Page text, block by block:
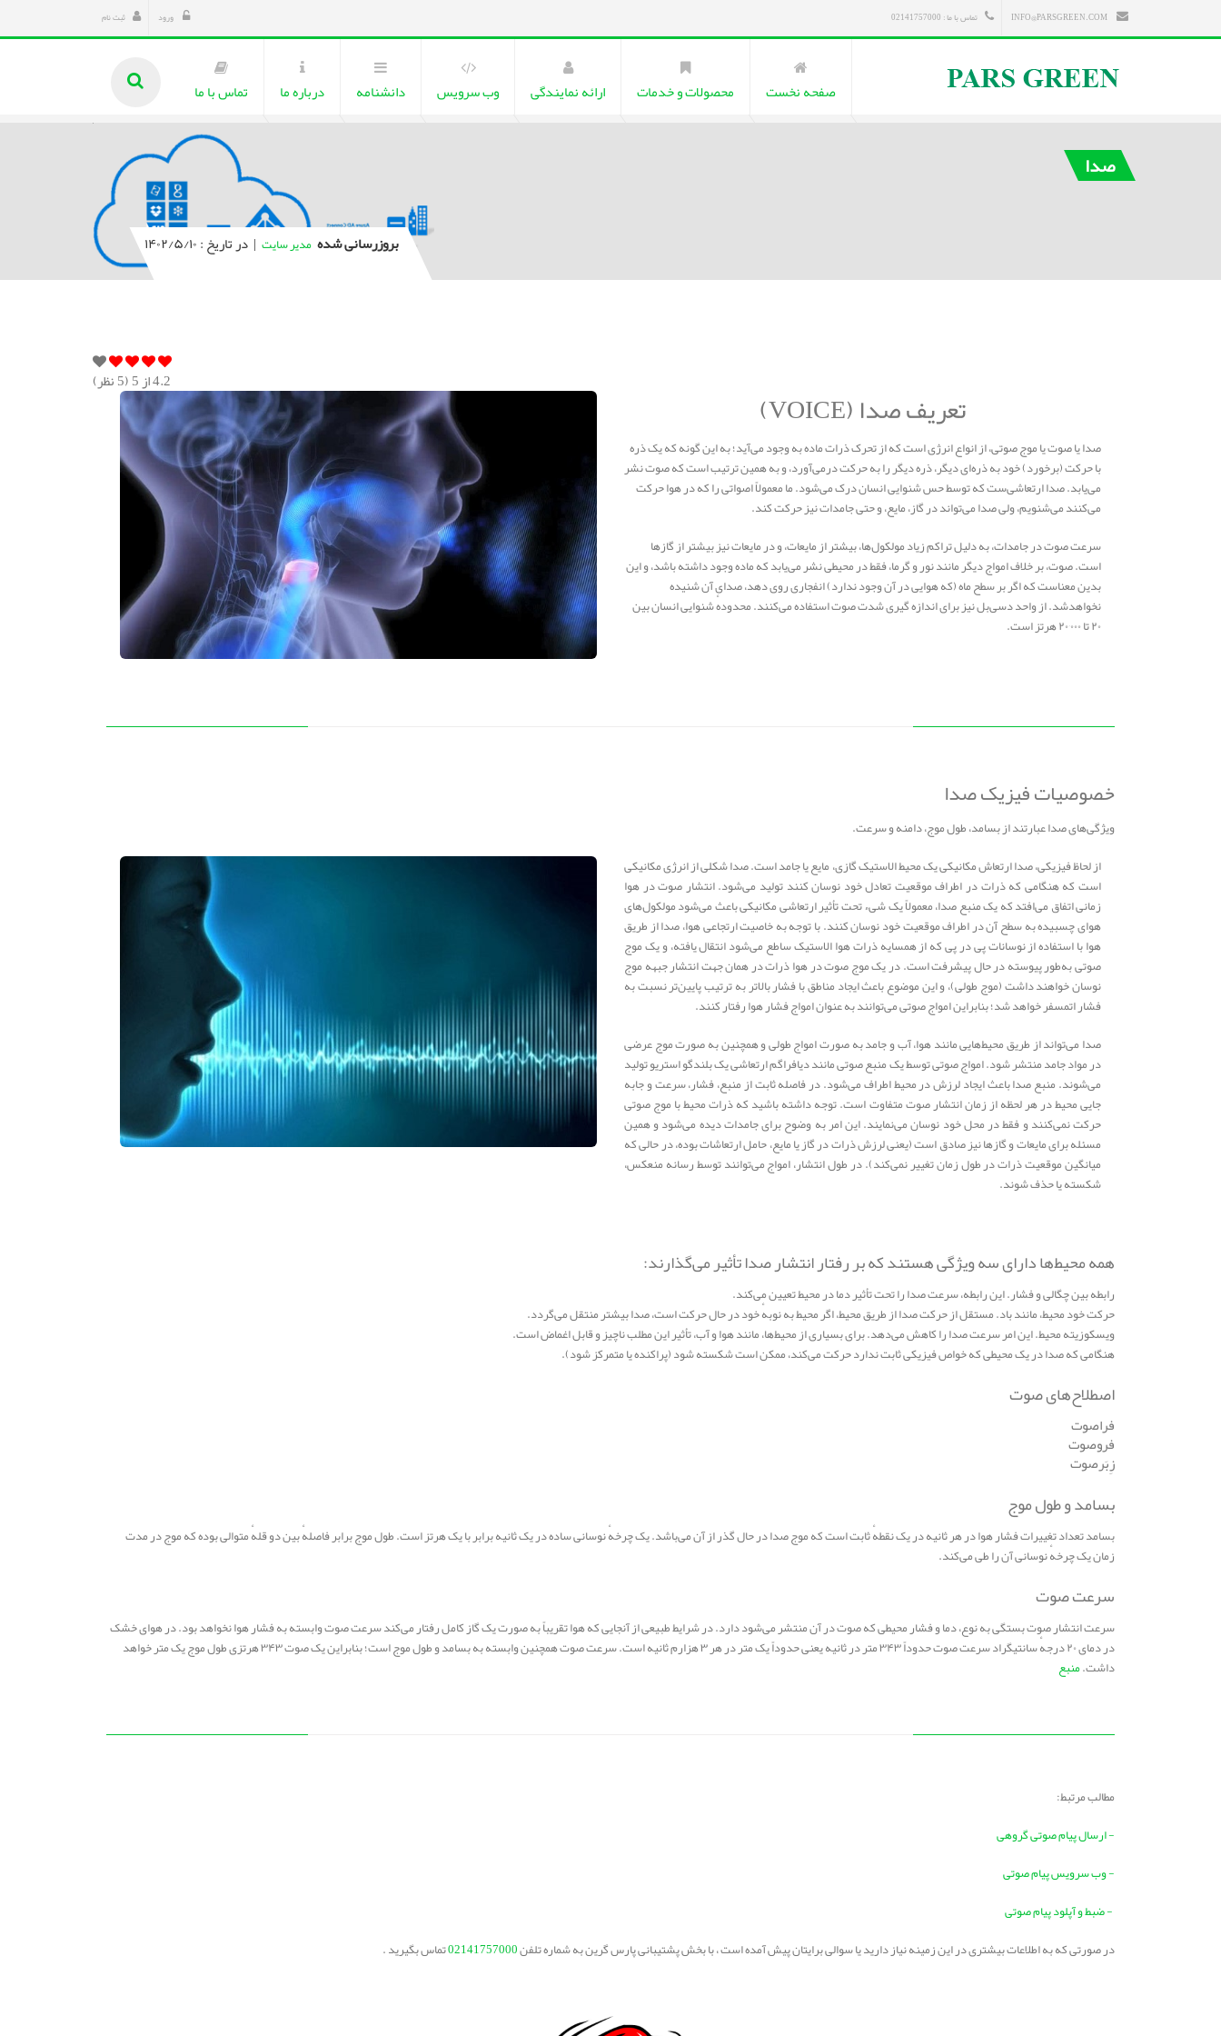
تماس با ما : 02141757000 ورود ثبت نام
صفحه نخست محصولات و خدمات ارائه نمایندگی وب سرویس دانشنامه درباره ما تماس با ما
صدا
بروزرسانی شده مدیر سایت | در تاریخ : ۱۴۰۲/۵/۱۰
4.2از 5 ( 5نظر)
تعریف صدا (VOICE)
صدا یا صوت یا موج صوتی، از انواع انرژی است که از تحرک ذرات ماده به‌ وجود می‌آید؛ به این گونه که یک ذره
با حرکت (برخورد) خود به ذره‌ای دیگر، ذره دیگر را به حرکت درمی‌آورد، و به همین ترتیب است که صوت نشر
می‌یابد. صدا ارتعاشی‌ست که توسط حس شنوایی انسان درک می‌شود. ما معمولاً اصواتی را که در هوا حرکت
می‌کنند می‌شنویم، ولی صدا می‌تواند در گاز، مایع، و حتی جامدات نیز حرکت کند.
سرعت صوت در جامدات، به دلیل تراکم زیاد مولکول‌ها، بیشتر از مایعات، و در مایعات نیز بیشتر از گازها
است. صوت، بر خلاف امواج دیگر مانند نور و گرما، فقط در محیطی نشر می‌یابد که ماده وجود داشته باشد، و این
بدین معناست که اگر بر سطح ماه (که هوایی در آن وجود ندارد) انفجاری روی دهد، صدای آن شنیده
نخواهدشد. از واحد دسی‌بل نیز برای اندازه‌ گیری شدت صوت استفاده می‌کنند. محدودهٔ شنوایی انسان بین
۲۰ تا ۲۰٬۰۰۰ هرتز است.
خصوصیات فیزیک صدا
ویژگی‌های صدا عبارتند از بسامد، طول موج، دامنه و سرعت.
از لحاظ فیزیکی، صدا ارتعاش مکانیکی یک محیط الاستیک گازی، مایع یا جامد است. صدا شکلی از انرژی مکانیکی
است که هنگامی که ذرات در اطراف موقعیت تعادل خود نوسان کنند تولید می‌شود. انتشار صوت در هوا
زمانی اتفاق می‌افتد که یک منبع صدا، معمولاً یک شیء تحت تأثیر ارتعاشی مکانیکی باعث می‌شود مولکول‌های
هوای چسبیده به سطح آن در اطراف موقعیت خود نوسان کنند. با توجه به خاصیت ارتجاعی هوا، صدا از طریق
هوا با استفاده از نوسانات پی در پی که از همسایه ذرات هوا الاستیک ساطع می‌شود انتقال یافته، و یک موج
صوتی به‌طور پیوسته در حال پیشرفت است. در یک موج صوت در هوا ذرات در همان جهت انتشار جبهه موج
نوسان خواهند داشت (موج طولی)، و این موضوع باعث ایجاد مناطق با فشار بالاتر به ترتیب پایین‌تر نسبت به
فشار اتمسفر خواهد شد؛ بنابراین امواج صوتی می‌توانند به عنوان امواج فشار هوا رفتار کنند.
صدا می‌تواند از طریق محیط‌هایی مانند هوا، آب و جامد به صورت امواج طولی و همچنین به صورت موج عرضی
در مواد جامد منتشر شود. امواج صوتی توسط یک منبع صوتی مانند دیافراگم ارتعاشی یک بلندگو استریو تولید
می‌شوند. منبع صدا باعث ایجاد لرزش در محیط اطراف می‌شود. در فاصله ثابت از منبع، فشار، سرعت و جابه
جایی محیط در هر لحظه از زمان انتشار صوت متفاوت است. توجه داشته باشید که ذرات محیط با موج صوتی
حرکت نمی‌کنند و فقط در محل خود نوسان می‌نمایند. این امر به وضوح برای جامدات دیده می‌شود و همین
مسئله برای مایعات و گازها نیز صادق است (یعنی لرزش ذرات در گاز یا مایع، حامل ارتعاشات بوده، در حالی که
میانگین موقعیت ذرات در طول زمان تغییر نمی‌کند). در طول انتشار، امواج می‌توانند توسط رسانه منعکس،
شکسته یا حذف شوند.
همه محیط‌ها دارای سه ویژگی هستند که بر رفتار انتشار صدا تأثیر می‌گذارند:
رابطه بین چگالی و فشار. این رابطه، سرعت صدا را تحت تأثیر دما در محیط تعیین می‌کند.
حرکت خود محیط، مانند باد. مستقل از حرکت صدا از طریق محیط، اگر محیط به نوبهٔ خود در حال حرکت است، صدا بیشتر منتقل می‌گردد.
ویسکوزیته محیط. این امر سرعت صدا را کاهش می‌دهد. برای بسیاری از محیط‌ها، مانند هوا و آب، تأثیر این مطلب ناچیز و قابل اغماض است.
هنگامی که صدا در یک محیطی که خواص فیزیکی ثابت ندارد حرکت می‌کند، ممکن است شکسته شود (پراکنده یا متمرکز شود).
اصطلاح‌های صوت
فراصوت
فروصوت
زِبَرصوت
بسامد و طول موج
بسامد تعداد تغییرات فشار هوا در هر ثانیه در یک نقطهٔ ثابت است که موج صدا در حال گذر از آن می‌باشد. یک چرخهٔ نوسانی ساده در یک ثانیه برابر با یک هرتز است. طول موج برابر فاصلهٔ بین دو قلهٔ متوالی بوده که موج در مدت
زمان یک چرخهٔ نوسانی آن را طی می‌کند.
سرعت صوت
سرعت انتشار صوت بستگی به نوع، دما و فشار محیطی که صوت در آن منتشر می‌شود دارد. در شرایط طبیعی از آنجایی که هوا تقریباً به صورت یک گاز کامل رفتار می‌کند سرعت صوت وابسته به فشار هوا نخواهد بود. در هوای خشک
در دمای ۲۰ درجهٔ سانتیگراد سرعت صوت حدوداً ۳۴۳ متر در ثانیه یعنی حدوداً یک متر در هر ۳ هزارم ثانیه است. سرعت صوت همچنین وابسته به بسامد و طول موج است؛ بنابراین یک صوت ۳۴۳ هرتزی طول موج یک متر خواهد
داشت.منبع
مطالب مرتبط:
- ارسال پیام صوتی گروهی
- وب سرویس پیام صوتی
- ضبط و آپلود پیام صوتی
در صورتی که به اطلاعات بیشتری در این زمینه نیاز دارید یا سوالی برایتان پیش آمده است ، با بخش پشتیبانی پارس گرین به شماره تلفن02141757000تماس بگیرید .